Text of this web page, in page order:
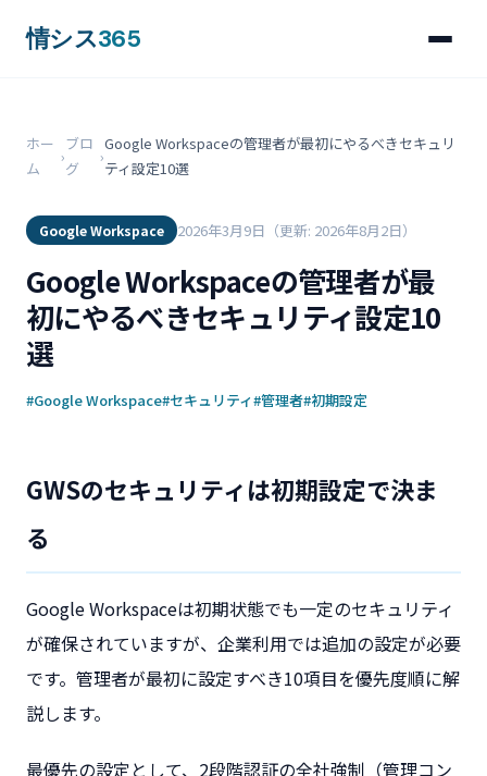
情シス365
ホー
ム
›
ブロ
グ
›
Google Workspaceの管理者が最初にやるべきセキュリ
ティ設定10選
Google Workspace 2026年3月9日 （更新: 2026年8月2日）
Google Workspaceの管理者が最
初にやるべきセキュリティ設定10
選
#Google Workspace#セキュリティ#管理者#初期設定
GWSのセキュリティは初期設定で決ま
る
Google Workspaceは初期状態でも一定のセキュリティ
が確保されていますが、企業利用では追加の設定が必要
です。管理者が最初に設定すべき10項目を優先度順に解
説します。
最優先の設定として、2段階認証の全社強制（管理コン